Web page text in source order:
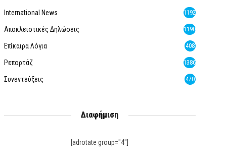
International News 1192
Αποκλειστικές Δηλώσεις 1190
Επίκαιρα Λόγια 408
Ρεπορτάζ 1386
Συνεντεύξεις 470
Διαφήμιση
[adrotate group="4"]